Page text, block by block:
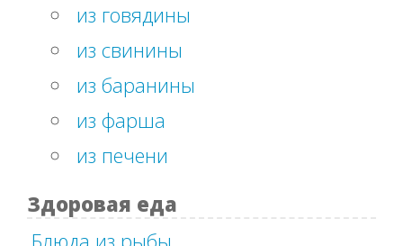
из говядины
из свинины
из баранины
из фарша
из печени
Здоровая еда